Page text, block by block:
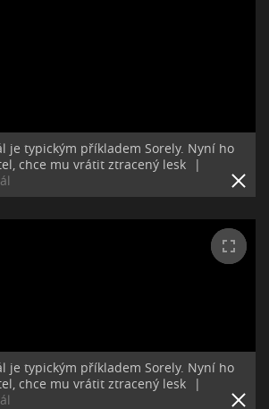
je typickým příkladem Sorely. Nyní ho
chce mu vrátit ztracený lesk
|
je typickým příkladem Sorely. Nyní ho
chce mu vrátit ztracený lesk
|